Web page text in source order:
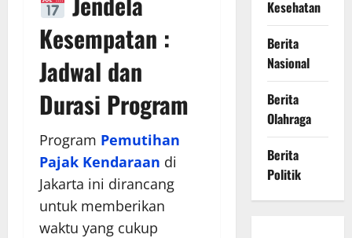
Kesempatan :
Jadwal dan
Durasi Program
Program Pemutihan
Pajak Kendaraan di
Jakarta ini dirancang
untuk memberikan
waktu yang cukup
Kesehatan
Berita
Nasional
Berita
Olahraga
Berita
Politik